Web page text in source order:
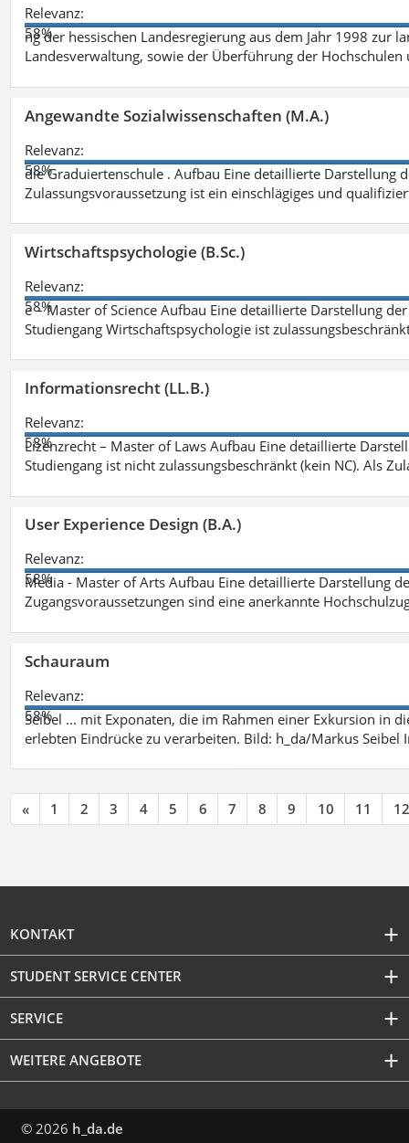
Relevanz:
58%
ng der hessischen Landesregierung aus dem Jahr 1998 zur
Landesverwaltung, sowie der Überführung der
Angewandte Sozialwissenschaften (M.A.)
Relevanz:
58%
die Graduiertenschule . Aufbau Eine detaillierte Darstellung
Zulassungsvoraussetzung ist ein einschlägiges und
Wirtschaftspsychologie (B.Sc.)
Relevanz:
58%
e – Master of Science Aufbau Eine detaillierte Darstellung
Studiengang Wirtschaftspsychologie ist
Informationsrecht (LL.B.)
Relevanz:
58%
Lizenzrecht – Master of Laws Aufbau Eine detaillierte
Studiengang ist nicht zulassungsbeschränkt (kein NC). Als
User Experience Design (B.A.)
Relevanz:
58%
Media - Master of Arts Aufbau Eine detaillierte Darstellung
Zugangsvoraussetzungen sind eine anerkannte
Schauraum
Relevanz:
58%
Seibel ... mit Exponaten, die im Rahmen einer Exkursion in
erlebten Eindrücke zu verarbeiten. Bild: h_da/Markus Seibel
« 1 2 3 4 5 6 7 8 9 10 11 12
KONTAKT
STUDENT SERVICE CENTER
SERVICE
WEITERE ANGEBOTE
© 2026 h_da.de